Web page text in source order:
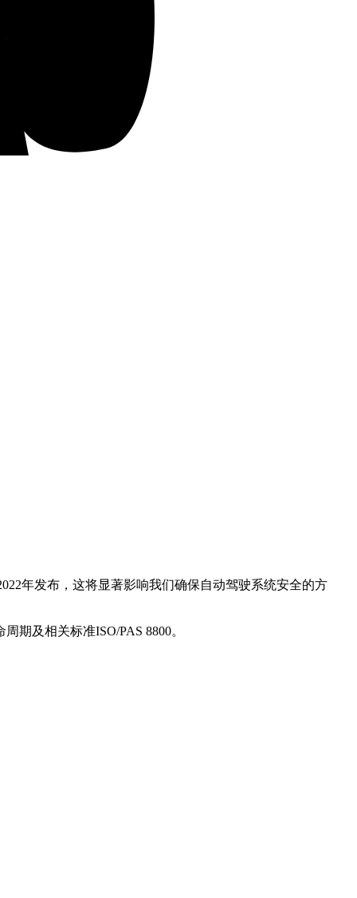
年发布，这将显著影响我们确保自动驾驶系统安全的方
期及相关标准ISO/PAS 8800。